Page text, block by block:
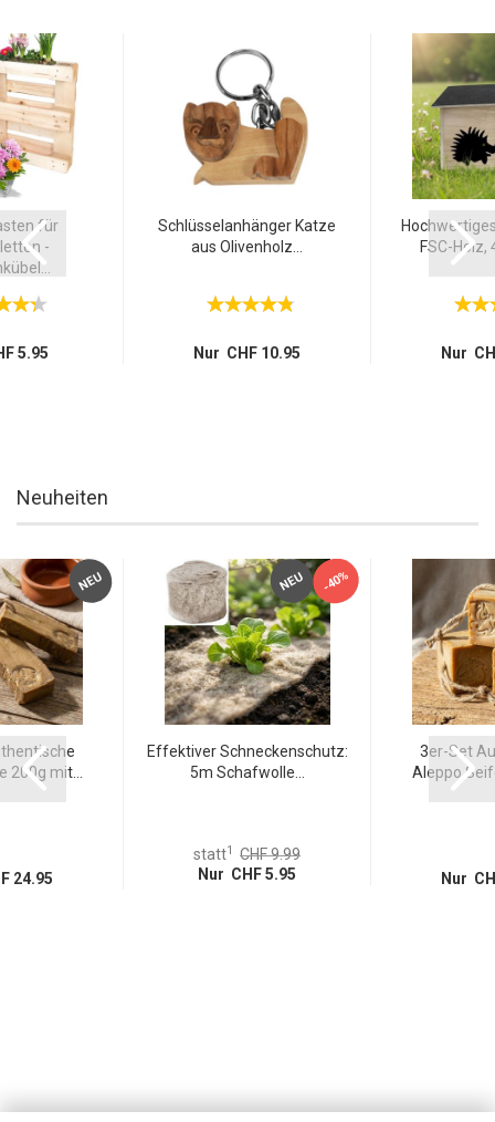
für
-
5.95
Schlüsselanhänger Katze
aus Olivenholz...
Nur CHF 10.95
FSC-Holz,
Nur
Neuheiten
NEU
200g mit...
24.95
NEU -40%
Effektiver Schneckenschutz:
5m Schafwolle...
statt1
CHF 9.99
Nur CHF 5.95
3er-Set
Aleppo
Nur